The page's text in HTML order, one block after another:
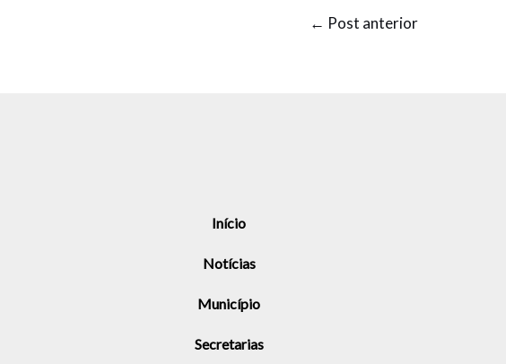
← Post anterior
Início
Notícias
Município
Secretarias